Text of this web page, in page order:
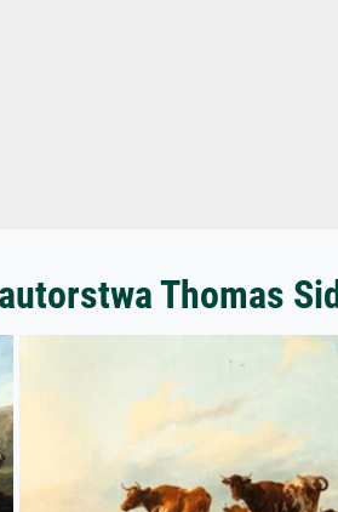
Thomas